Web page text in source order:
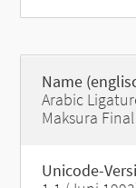
Name
Arabic
Maksura
Unicode-